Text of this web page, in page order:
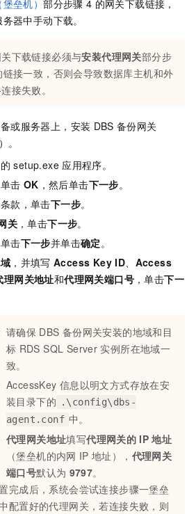
堡垒机）部分步骤 4 的网关下载链接，
器中手动下载。
下载链接必须与安装代理网关部分步
链接一致，否则会导致数据库主机和外
接失败。
或服务器上，安装 DBS 备份网关
。
setup.exe 应用程序。
击 OK ，然后单击下一步。
款，单击下一步。
关 ，单击下一步。
击下一步并单击确定。
，并填写 Access Key ID、 Access
理网关地址和代理网关端口号 ，单击下一
请确保 DBS 备份网关安装的地域和目
标 RDS SQL Server 实例所在地域一
致。
AccessKey 信息以明文方式存放在安
装目录下的
.\config\dbs-
agent.conf 中。
代理网关地址填写代理网关的 IP 地址
（堡垒机的内网 IP 地址）， 代理网关
端口号默认为 9797。
完成后，系统会尝试连接步骤一堡垒
配置好的代理网关，若连接失败，则